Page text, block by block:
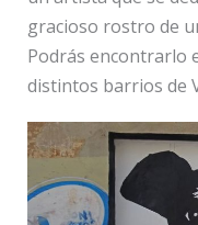
gracioso rostro de
Podrás encontrarlo
distintos barrios de